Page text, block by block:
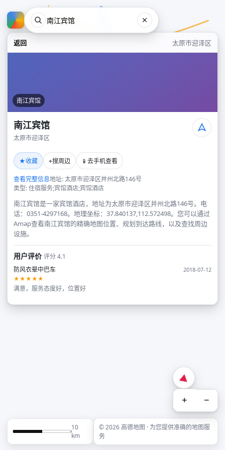
返回 太原市迎泽区
南江宾馆
南江宾馆
太原市迎泽区
★收藏 ⌖搜周边 📱 去手机查看
查看完整信息地址: 太原市迎泽区并州北路146号
类型: 住宿服务;宾馆酒店;宾馆酒店
南江宾馆是一家宾馆酒店，地址为太原市迎泽区并州北路146号。电
话：0351-4297168。地理坐标：37.840137,112.572498。您可以通过
Amap查看南江宾馆的精确地图位置、规划到达路线，以及查找周边
设施。
用户评价评分 4.1
防风衣晕中巴车
2018-07-12
★★★★★
满意，服务态度好，位置好
+ −
10
km
© 2026 高德地图 · 为您提供准确的地图服
务